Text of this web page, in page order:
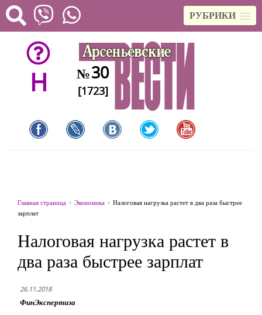
РУБРИКИ
H №30
[1723]
Главная страница Экономика
Налоговая нагрузка растет в два раза быстрее
зарплат
Налоговая нагрузка растет в
два раза быстрее зарплат
26.11.2018
ФинЭкспертиза